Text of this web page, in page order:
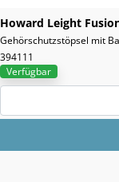
Howard Leight
Gehörschutzstöpsel mit
394111
Verfügbar